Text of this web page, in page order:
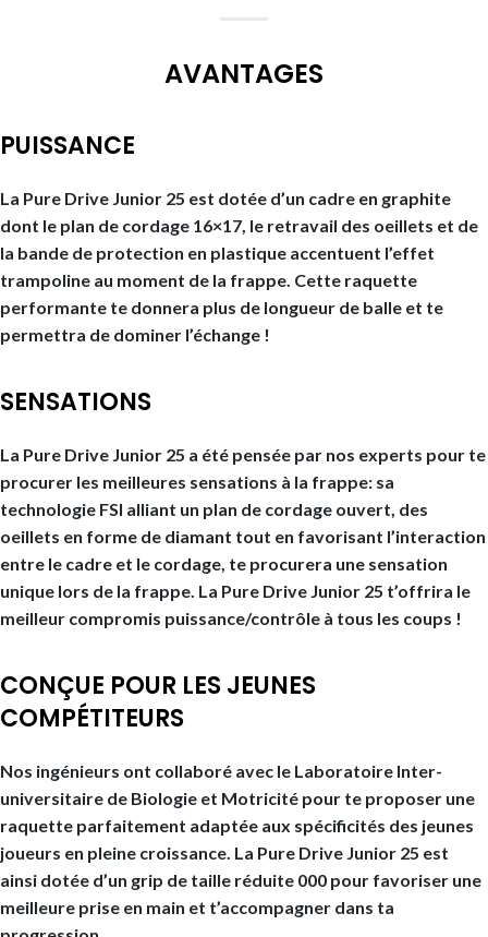
AVANTAGES
PUISSANCE
La Pure Drive Junior 25 est dotée d’un cadre en graphite
dont le plan de cordage 16×17, le retravail des oeillets et de
la bande de protection en plastique accentuent l’effet
trampoline au moment de la frappe. Cette raquette
performante te donnera plus de longueur de balle et te
permettra de dominer l’échange !
SENSATIONS
La Pure Drive Junior 25 a été pensée par nos experts pour te
procurer les meilleures sensations à la frappe: sa
technologie FSI alliant un plan de cordage ouvert, des
oeillets en forme de diamant tout en favorisant l’interaction
entre le cadre et le cordage, te procurera une sensation
unique lors de la frappe. La Pure Drive Junior 25 t’offrira le
meilleur compromis puissance/contrôle à tous les coups !
CONÇUE POUR LES JEUNES
COMPÉTITEURS
Nos ingénieurs ont collaboré avec le Laboratoire Inter-
universitaire de Biologie et Motricité pour te proposer une
raquette parfaitement adaptée aux spécificités des jeunes
joueurs en pleine croissance. La Pure Drive Junior 25 est
ainsi dotée d’un grip de taille réduite 000 pour favoriser une
meilleure prise en main et t’accompagner dans ta